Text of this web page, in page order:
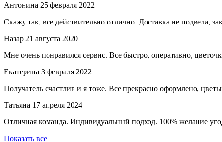
Антонина 25 февраля 2022
Скажу так, все действительно отлично. Доставка не подвела,
Назар 21 августа 2020
Мне очень понравился сервис. Все быстро, оперативно,
Екатерина 3 февраля 2022
Получатель счастлив и я тоже. Все прекрасно оформлено,
Татьяна 17 апреля 2024
Отличная команда. Индивидуальный подход. 100% желание
Показать все